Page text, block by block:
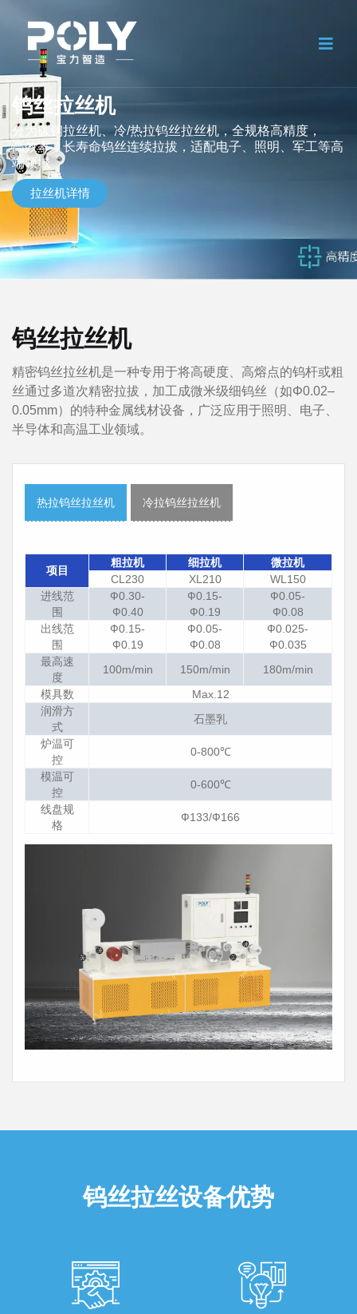
钨丝拉丝机
分为碳钢拉丝机、冷/热拉钨丝拉丝机，全规格高精度，
高效率，长寿命钨丝连续拉拔，适配电子、照明、军工等高
端领域
拉丝机详情
钨丝拉丝机
精密钨丝拉丝机是一种专用于将高硬度、高熔点的钨杆或粗
丝通过多道次精密拉拔，加工成微米级细钨丝（如Φ0.02–
0.05mm）的特种金属线材设备，广泛应用于照明、电子、
半导体和高温工业领域。
热拉钨丝拉丝机 冷拉钨丝拉丝机
项目
粗拉机 细拉机
微拉机
CL230
XL210
WL150
进线范
围
Ф0.30-
Ф0.40
Ф0.15-
Ф0.19
Ф0.05-
Ф0.08
出线范
围
Ф0.15-
Ф0.19
Ф0.05-
Ф0.08
Ф0.025-
Ф0.035
最高速
度
100m/min 150m/min
180m/min
模具数
Max.12
润滑方
式
石墨乳
炉温可
控
0-800℃
模温可
控
0-600℃
线盘规
格
Ф133/Ф166
钨丝拉丝设备优势